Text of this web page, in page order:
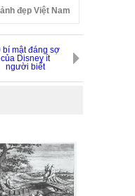
đẹp Việt Nam
bí mật đáng sợ
của Disney ít
người biết